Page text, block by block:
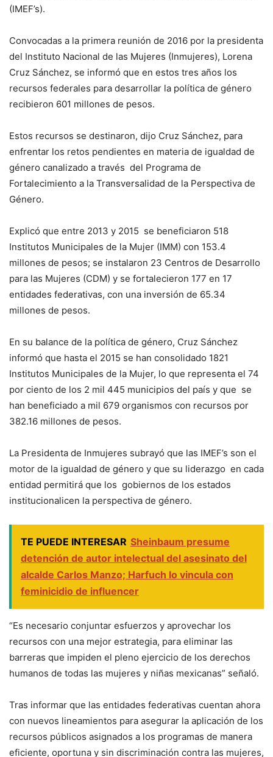
(IMEF’s).
Convocadas a la primera reunión de 2016 por la presidenta
del Instituto Nacional de las Mujeres (Inmujeres), Lorena
Cruz Sánchez, se informó que en estos tres años los
recursos federales para desarrollar la política de género
recibieron 601 millones de pesos.
Estos recursos se destinaron, dijo Cruz Sánchez, para
enfrentar los retos pendientes en materia de igualdad de
género canalizado a través del Programa de
Fortalecimiento a la Transversalidad de la Perspectiva de
Género.
Explicó que entre 2013 y 2015 se beneficiaron 518
Institutos Municipales de la Mujer (IMM) con 153.4
millones de pesos; se instalaron 23 Centros de Desarrollo
para las Mujeres (CDM) y se fortalecieron 177 en 17
entidades federativas, con una inversión de 65.34
millones de pesos.
En su balance de la política de género, Cruz Sánchez
informó que hasta el 2015 se han consolidado 1821
Institutos Municipales de la Mujer, lo que representa el 74
por ciento de los 2 mil 445 municipios del país y que se
han beneficiado a mil 679 organismos con recursos por
382.16 millones de pesos.
La Presidenta de Inmujeres subrayó que las IMEF’s son el
motor de la igualdad de género y que su liderazgo en cada
entidad permitirá que los gobiernos de los estados
institucionalicen la perspectiva de género.
TE PUEDE INTERESAR Sheinbaum presume
detención de autor intelectual del asesinato del
alcalde Carlos Manzo; Harfuch lo vincula con
feminicidio de influencer
“Es necesario conjuntar esfuerzos y aprovechar los
recursos con una mejor estrategia, para eliminar las
barreras que impiden el pleno ejercicio de los derechos
humanos de todas las mujeres y niñas mexicanas” señaló.
Tras informar que las entidades federativas cuentan ahora
con nuevos lineamientos para asegurar la aplicación de los
recursos públicos asignados a los programas de manera
eficiente, oportuna y sin discriminación contra las mujeres,